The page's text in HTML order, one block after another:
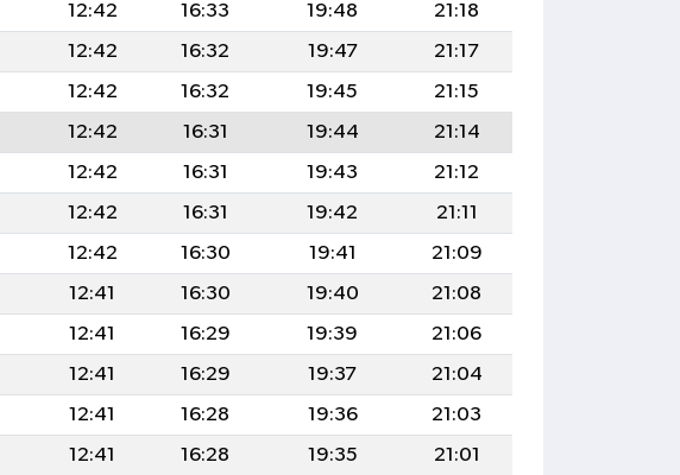
12:42 16:33 19:48
21:18
12:42 16:32 19:47
21:17
12:42 16:32 19:45
21:15
12:42 16:31 19:44
21:14
12:42 16:31 19:43
21:12
12:42 16:31 19:42
21:11
12:42 16:30 19:41
21:09
12:41 16:30 19:40
21:08
12:41 16:29 19:39
21:06
12:41 16:29 19:37
21:04
12:41 16:28 19:36
21:03
12:41 16:28 19:35
21:01